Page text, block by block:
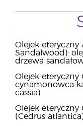
Olejek eteryczny
Sandalwood):
drzewa
Olejek eteryczny
cynamonowca
cassia)
Olejek eteryczny
(Cedrus